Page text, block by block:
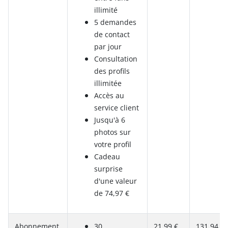
illimité
5 demandes
de contact
par jour
Consultation
des profils
illimitée
Accès au
service client
Jusqu'à 6
photos sur
votre profil
Cadeau
surprise
d'une valeur
de 74,97 €